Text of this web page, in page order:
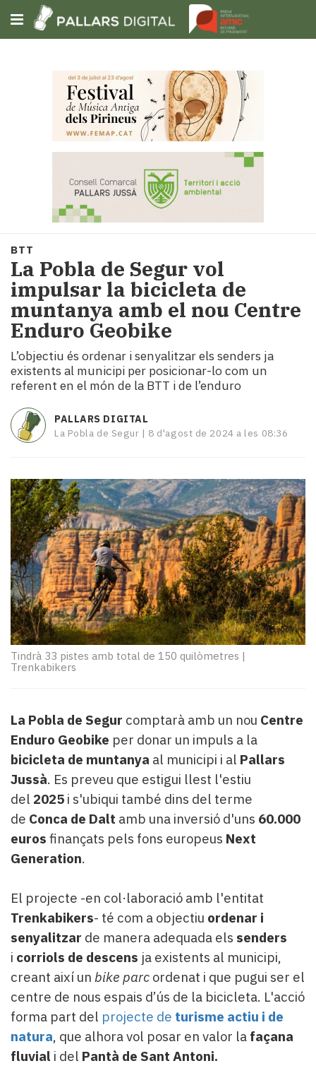
Subscriu-t'hi
Portada
Societat
Política
i
municipis
Economia
i
Cultura
Esports
Mai
tant!
TV
i
temps
Reportatges
Entrevistes
Enquestes
A
escena!
Dis
la
teva!
Subscriptors
La
newsletter
Contingut
patrocinat
més
llegit...
Editorial
BTT
La Pobla de Segur vol
impulsar la bicicleta de
muntanya amb el nou Centre
Enduro Geobike
L’objectiu és ordenar i senyalitzar els senders ja
existents al municipi per posicionar-lo com un
referent en el món de la BTT i de l’enduro
PALLARS DIGITAL
La Pobla de Segur | 8 d'agost de 2024 a les 08:36
Tindrà 33 pistes amb total de 150 quilòmetres |
Trenkabikers
La Pobla de Segur comptarà amb un nou Centre
Enduro Geobike per donar un impuls a la
bicicleta de muntanya al municipi i al Pallars
Jussà. Es preveu que estigui llest l'estiu
del 2025 i s'ubiqui també dins del terme
de Conca de Dalt amb una inversió d'uns 60.000
euros finançats pels fons europeus Next
Generation.
El projecte -en col·laboració amb l'entitat
Trenkabikers- té com a objectiu ordenar i
senyalitzar de manera adequada els senders
i corriols de descens ja existents al municipi,
creant així un bike parc ordenat i que pugui ser el
centre de nous espais d’ús de la bicicleta. L'acció
forma part del projecte de turisme actiu i de
natura, que alhora vol posar en valor la façana
fluvial i del Pantà de Sant Antoni.